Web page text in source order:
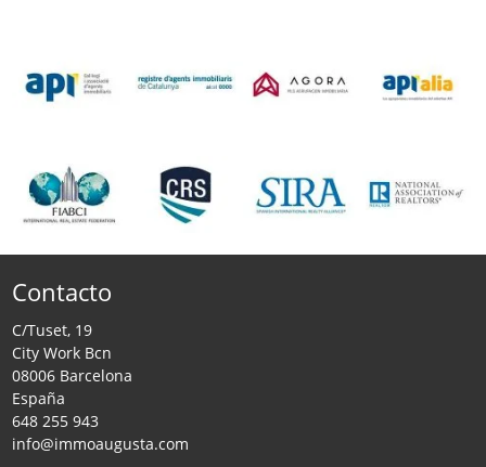
Contacto
C/Tuset, 19
City Work Bcn
08006 Barcelona
España
648 255 943
info@immoaugusta.com